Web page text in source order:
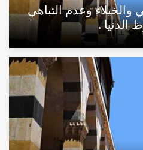
والخيلاء وعدم التباهي
الدنيا .